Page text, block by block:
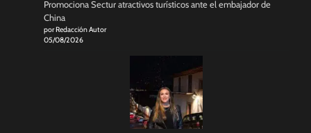
Promociona Sectur atractivos turísticos ante el embajador de
China
por Redacción Autor
05/08/2026